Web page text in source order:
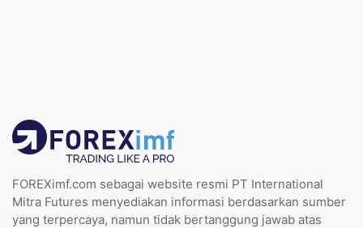
FOREXimf.com sebagai website resmi PT International
Mitra Futures menyediakan informasi berdasarkan sumber
yang terpercaya, namun tidak bertanggung jawab atas